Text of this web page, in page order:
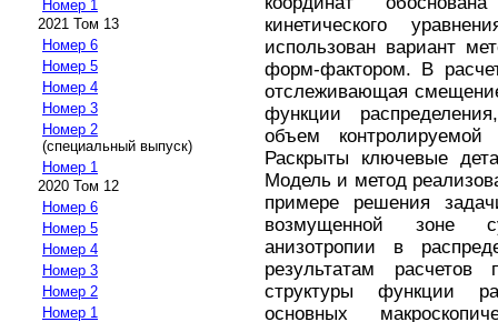
Номер 1
2021 Том 13
Номер 6
Номер 5
Номер 4
Номер 3
Номер 2
(специальный выпуск)
Номер 1
2020 Том 12
Номер 6
Номер 5
Номер 4
Номер 3
Номер 2
Номер 1
кинетического
использован вариант
форм-фактором. В
отслеживающая
функции
объем контролируемой
Раскрыты ключевые
Модель и метод
примере решения
возмущенной зоне
анизотропии в
результатам расчетов
структуры функции
основных